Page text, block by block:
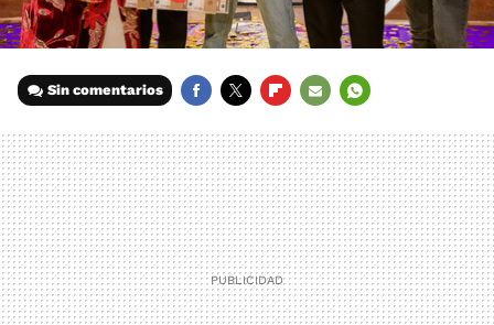
Sin comentarios
MAIL